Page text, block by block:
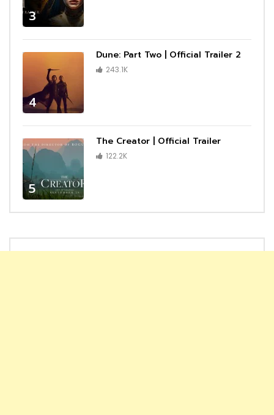
3
4
Dune: Part Two | Official Trailer 2
243.1K
5
The Creator | Official Trailer
122.2K